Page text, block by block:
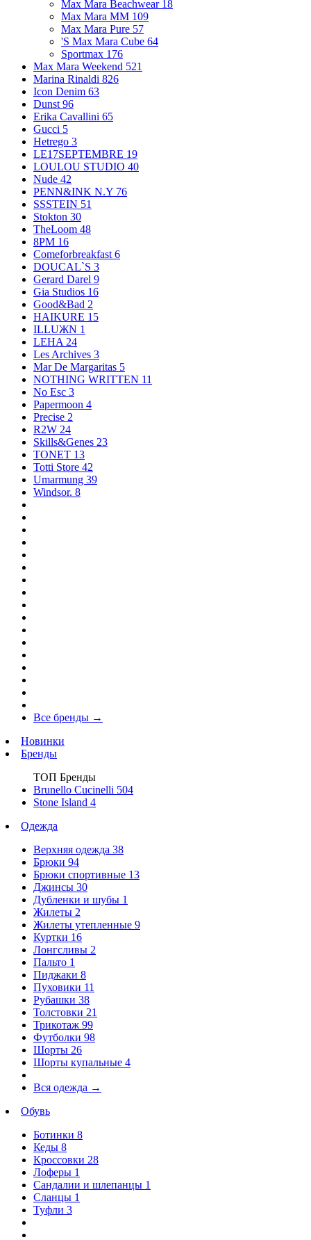
Max Mara Beachwear 18
Max Mara MM 109
Max Mara Pure 57
'S Max Mara Cube 64
Sportmax 176
Max Mara Weekend 521
Marina Rinaldi 826
Icon Denim 63
Dunst 96
Erika Cavallini 65
Gucci 5
Hetrego 3
LE17SEPTEMBRE 19
LOULOU STUDIO 40
Nude 42
PENN&INK N.Y 76
SSSTEIN 51
Stokton 30
TheLoom 48
8PM 16
Comeforbreakfast 6
DOUCAL`S 3
Gerard Darel 9
Gia Studios 16
Good&Bad 2
HAIKURE 15
ILLUЖN 1
LEHA 24
Les Archives 3
Mar De Margaritas 5
NOTHING WRITTEN 11
No Esc 3
Papermoon 4
Precise 2
R2W 24
Skills&Genes 23
TONET 13
Totti Store 42
Umarmung 39
Windsor. 8
Все бренды →
Новинки
Бренды
ТОП Бренды
Brunello Cucinelli 504
Stone Island 4
Одежда
Верхняя одежда 38
Брюки 94
Брюки спортивные 13
Джинсы 30
Дубленки и шубы 1
Жилеты 2
Жилеты утепленные 9
Куртки 16
Лонгсливы 2
Пальто 1
Пиджаки 8
Пуховики 11
Рубашки 38
Толстовки 21
Трикотаж 99
Футболки 98
Шорты 26
Шорты купальные 4
Вся одежда →
Обувь
Ботинки 8
Кеды 8
Кроссовки 28
Лоферы 1
Сандалии и шлепанцы 1
Сланцы 1
Туфли 3